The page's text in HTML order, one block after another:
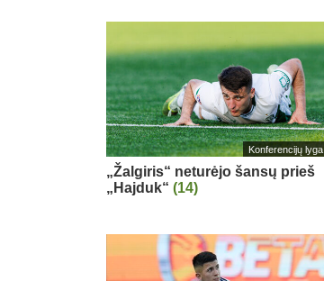
Konferencijų lyga
„Žalgiris“ neturėjo šansų prieš
„Hajduk“ (14)